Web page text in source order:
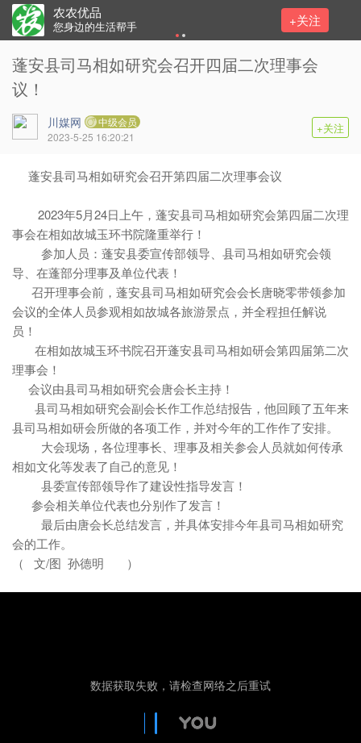
蓬安县司马相如研究会召开四届二次理事会
议！
川媒网
中级会员
2023-5-25 16:20:21
+关注
蓬安县司马相如研究会召开第四届二次理事会议
2023年5月24日上午，蓬安县司马相如研究会第四届二次理
事会在相如故城玉环书院隆重举行！
参加人员：蓬安县委宣传部领导、县司马相如研究会领
导、在蓬部分理事及单位代表！
召开理事会前，蓬安县司马相如研究会会长唐晓零带领参加
会议的全体人员参观相如故城各旅游景点，并全程担任解说
员！
在相如故城玉环书院召开蓬安县司马相如研会第四届第二次
理事会！
会议由县司马相如研究会唐会长主持！
县司马相如研究会副会长作工作总结报告，他回顾了五年来
县司马相如研会所做的各项工作，并对今年的工作作了安排。
大会现场，各位理事长、理事及相关参会人员就如何传承
相如文化等发表了自己的意见！
县委宣传部领导作了建设性指导发言！
参会相关单位代表也分别作了发言！
最后由唐会长总结发言，并具体安排今年县司马相如研究
会的工作。
（ 文/图 孙德明 ）
农农优品
您身边的生活帮手